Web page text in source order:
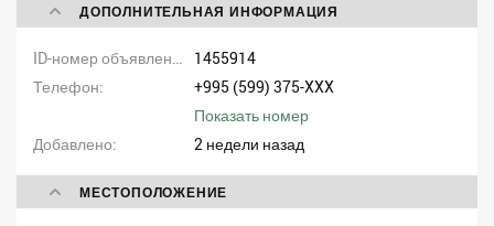
ДОПОЛНИТЕЛЬНАЯ ИНФОРМАЦИЯ
1455914
Телефон
+995 (599) 375-XXX
Показать номер
Добавлено
2 недели назад
МЕСТОПОЛОЖЕНИЕ